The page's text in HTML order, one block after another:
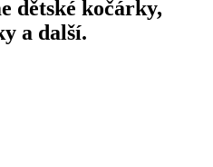
dětské kočárky,
a další.